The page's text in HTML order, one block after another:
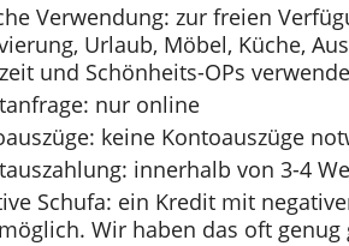
Verwendung: zur freien
Urlaub, Möbel, Küche,
und Schönheits-OPs
nur online
keine Kontoauszüge
innerhalb von 3-4
Schufa: ein Kredit mit
Wir haben das oft genug